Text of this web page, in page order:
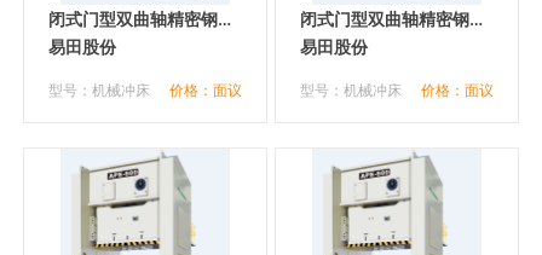
闭式门型双曲轴精密钢架
冲床
易田股份
型号：机械冲床 价格：面议
闭式门型双曲轴精密钢架
冲床
易田股份
型号：机械冲床 价格：面议